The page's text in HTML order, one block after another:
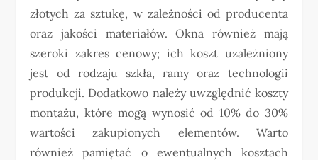
złotych za sztukę, w zależności od producenta
oraz jakości materiałów. Okna również mają
szeroki zakres cenowy; ich koszt uzależniony
jest od rodzaju szkła, ramy oraz technologii
produkcji. Dodatkowo należy uwzględnić koszty
montażu, które mogą wynosić od 10% do 30%
wartości zakupionych elementów. Warto
również pamiętać o ewentualnych kosztach